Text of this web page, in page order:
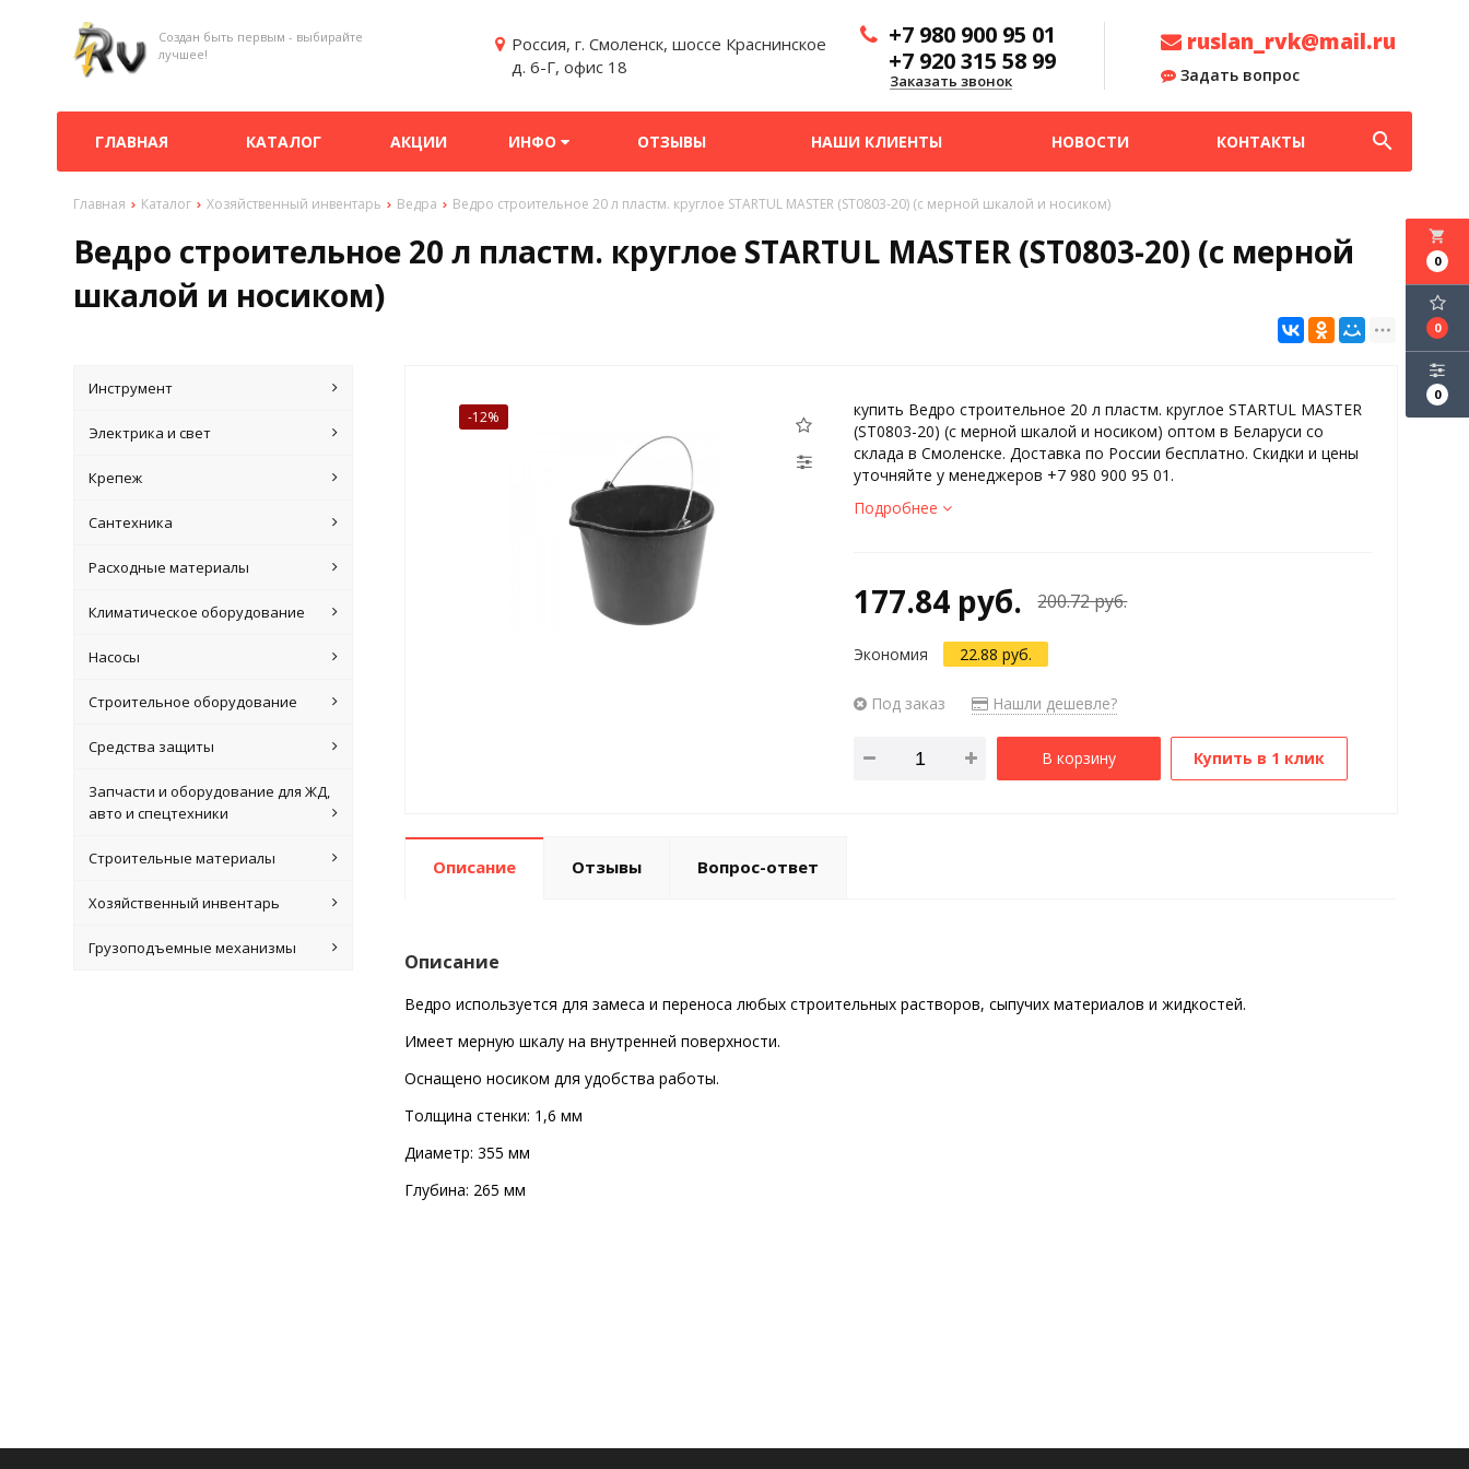
Создан быть первым - выбирайте
лучшее!
Россия, г. Смоленск, шоссе Краснинское
д. 6-Г, офис 18
+7 980 900 95 01
+7 920 315 58 99
Заказать звонок
ruslan_rvk@mail.ru
Задать вопрос
ГЛАВНАЯ КАТАЛОГ АКЦИИ ИНФО ОТЗЫВЫ НАШИ КЛИЕНТЫ НОВОСТИ КОНТАКТЫ search
Главная Каталог Хозяйственный инвентарь Ведра Ведро строительное 20 л пластм. круглое STARTUL MASTER (ST0803-20) (с мерной шкалой и носиком)
Ведро строительное 20 л пластм. круглое STARTUL MASTER (ST0803-20) (с мерной
шкалой и носиком)
local_grocery_store
0
0
0
Инструмент
Электрика и свет
Крепеж
Сантехника
Расходные материалы
Климатическое оборудование
Насосы
Строительное оборудование
Средства защиты
Запчасти и оборудование для ЖД,
авто и спецтехники
Строительные материалы
Хозяйственный инвентарь
Грузоподъемные механизмы
-12%
купить Ведро строительное 20 л пластм. круглое STARTUL MASTER
(ST0803-20) (с мерной шкалой и носиком) оптом в Беларуси со
склада в Смоленске. Доставка по России бесплатно. Скидки и цены
уточняйте у менеджеров +7 980 900 95 01.
Подробнее
177.84 руб. 200.72 руб.
Экономия 22.88 руб.
Под заказ Нашли дешевле?
В корзину Купить в 1 клик
Описание Отзывы Вопрос-ответ
Описание
Ведро используется для замеса и переноса любых строительных растворов, сыпучих материалов и жидкостей.
Имеет мерную шкалу на внутренней поверхности.
Оснащено носиком для удобства работы.
Толщина стенки: 1,6 мм
Диаметр: 355 мм
Глубина: 265 мм